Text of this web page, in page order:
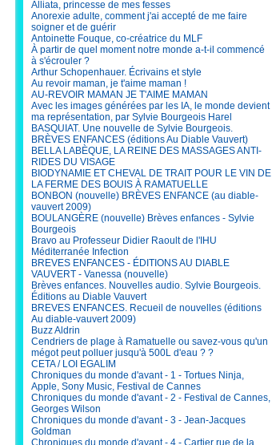
Alliata, princesse de mes fesses
Anorexie adulte, comment j'ai accepté de me faire
soigner et de guérir
Antoinette Fouque, co-créatrice du MLF
À partir de quel moment notre monde a-t-il commencé
à s'écrouler ?
Arthur Schopenhauer. Écrivains et style
Au revoir maman, je t'aime maman !
AU-REVOIR MAMAN JE T'AIME MAMAN
Avec les images générées par les IA, le monde devient
ma représentation, par Sylvie Bourgeois Harel
BASQUIAT. Une nouvelle de Sylvie Bourgeois.
BRÈVES ENFANCES (éditions Au Diable Vauvert)
BELLA LABÈQUE, LA REINE DES MASSAGES ANTI-
RIDES DU VISAGE
BIODYNAMIE ET CHEVAL DE TRAIT POUR LE VIN DE
LA FERME DES BOUIS À RAMATUELLE
BONBON (nouvelle) BRÈVES ENFANCE (au diable-
vauvert 2009)
BOULANGÈRE (nouvelle) Brèves enfances - Sylvie
Bourgeois
Bravo au Professeur Didier Raoult de l'IHU
Méditerranée Infection
BREVES ENFANCES - ÉDITIONS AU DIABLE
VAUVERT - Vanessa (nouvelle)
Brèves enfances. Nouvelles audio. Sylvie Bourgeois.
Éditions au Diable Vauvert
BREVES ENFANCES. Recueil de nouvelles (éditions
Au diable-vauvert 2009)
Buzz Aldrin
Cendriers de plage à Ramatuelle ou savez-vous qu'un
mégot peut polluer jusqu'à 500L d'eau ? ?
CETA / LOI EGALIM
Chroniques du monde d'avant - 1 - Tortues Ninja,
Apple, Sony Music, Festival de Cannes
Chroniques du monde d'avant - 2 - Festival de Cannes,
Georges Wilson
Chroniques du monde d'avant - 3 - Jean-Jacques
Goldman
Chroniques du monde d'avant - 4 - Cartier rue de la